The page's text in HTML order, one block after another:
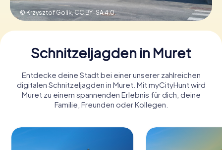
© Krzysztof Golik,CC BY-SA 4.0
Schnitzeljagden in Muret
Entdecke deine Stadt bei einer unserer zahlreichen
digitalen Schnitzeljagden in Muret. Mit myCityHunt wird
Muret zu einem spannenden Erlebnis für dich, deine
Familie, Freunden oder Kollegen.